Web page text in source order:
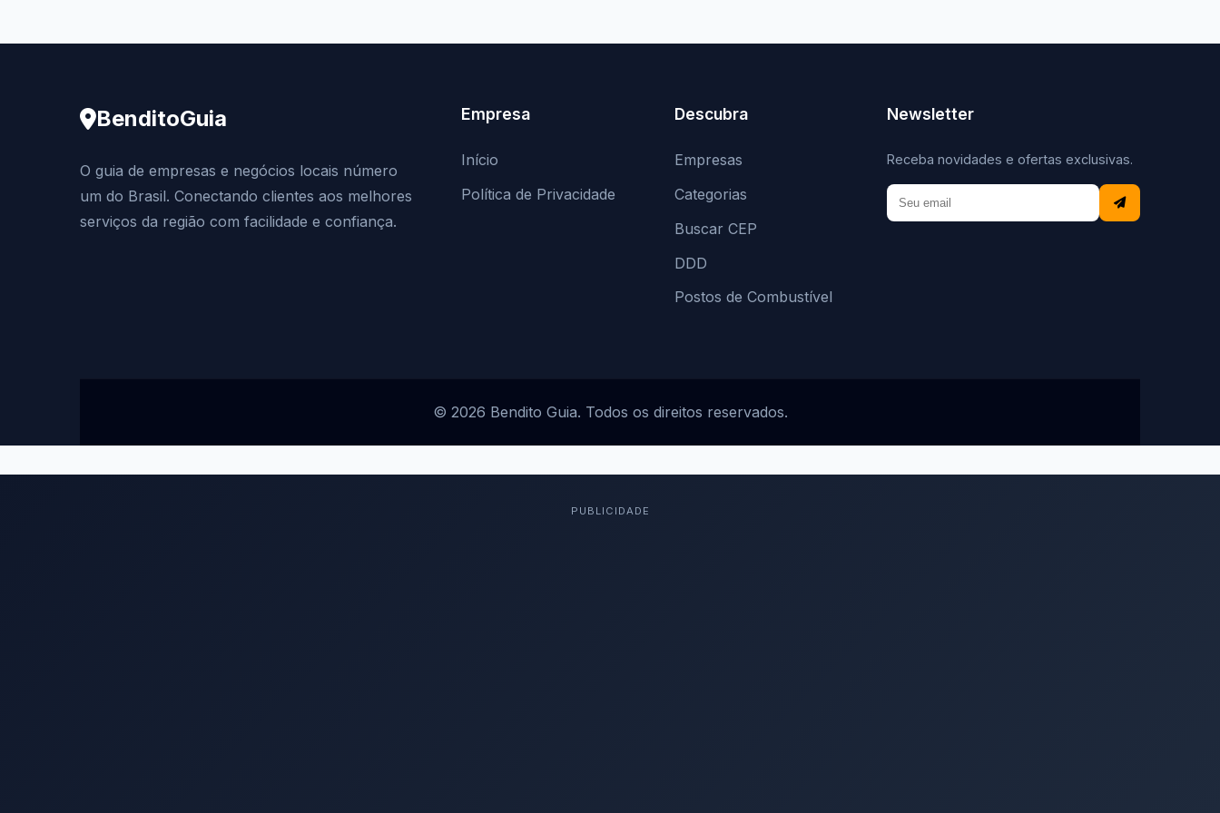
BenditoGuia
O guia de empresas e negócios locais número
um do Brasil. Conectando clientes aos melhores
serviços da região com facilidade e confiança.
Empresa
Início
Política de Privacidade
Descubra
Empresas
Categorias
Buscar CEP
DDD
Postos de Combustível
Newsletter
Receba novidades e ofertas exclusivas.
© 2026 Bendito Guia. Todos os direitos reservados.